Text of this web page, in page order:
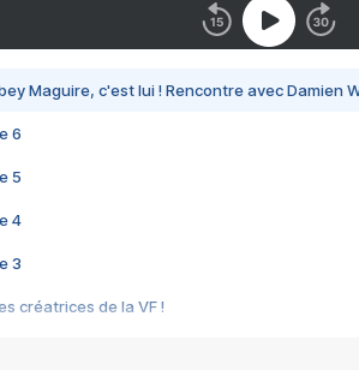
Maguire, c'est lui ! Rencontre avec Damien
6
5
4
3
créatrices de la VF !